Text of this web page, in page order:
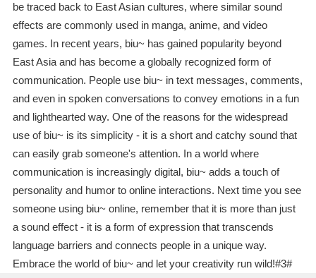
be traced back to East Asian cultures, where similar sound
effects are commonly used in manga, anime, and video
games. In recent years, biu~ has gained popularity beyond
East Asia and has become a globally recognized form of
communication. People use biu~ in text messages, comments,
and even in spoken conversations to convey emotions in a fun
and lighthearted way. One of the reasons for the widespread
use of biu~ is its simplicity - it is a short and catchy sound that
can easily grab someone's attention. In a world where
communication is increasingly digital, biu~ adds a touch of
personality and humor to online interactions. Next time you see
someone using biu~ online, remember that it is more than just
a sound effect - it is a form of expression that transcends
language barriers and connects people in a unique way.
Embrace the world of biu~ and let your creativity run wild!#3#